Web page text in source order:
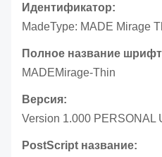
Идентификатор:
MadeType: MADE Mirage
Полное название
MADEMirage-Thin
Версия:
Version 1.000 PERSONAL
PostScript название: